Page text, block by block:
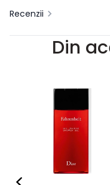
Recenzii
Din